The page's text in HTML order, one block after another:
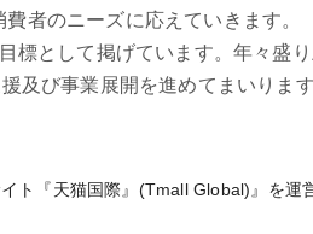
者のニーズに応えていきます。
標として掲げています。年々盛
及び事業展開を進めてまいりま
ト『天猫国際』(Tmall Global)』を運